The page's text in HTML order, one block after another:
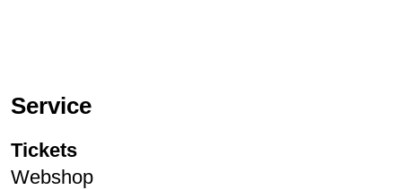
Service
Tickets
Webshop